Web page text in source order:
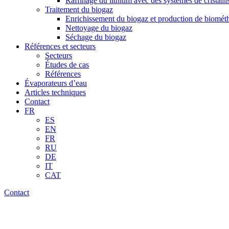
Traitement du biogaz
Enrichissement du biogaz et production de
Nettoyage du biogaz
Séchage du biogaz
Références et secteurs
Secteurs
Études de cas
Références
Évaporateurs d’eau
Articles techniques
Contact
FR
ES
EN
FR
RU
DE
IT
CAT
Contact